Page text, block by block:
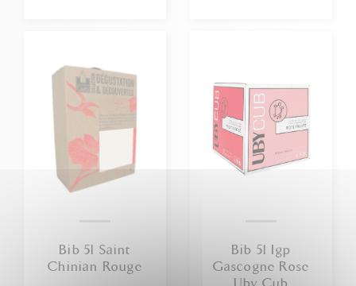
Bib 5l Saint
Chinian Rouge
Bib 5l Igp
Gascogne Rose